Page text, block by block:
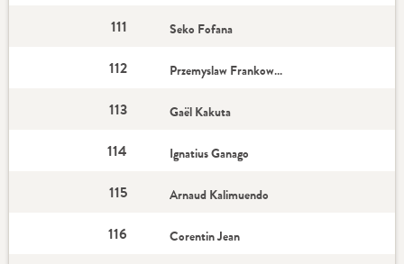
111 Seko Fofana
112 Przemyslaw Frankowski
113 Gaël Kakuta
114 Ignatius Ganago
115 Arnaud Kalimuendo
116 Corentin Jean